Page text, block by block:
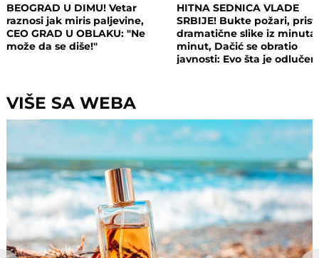
BEOGRAD U DIMU! Vetar
raznosi jak miris paljevine,
CEO GRAD U OBLAKU: "Ne
može da se diše!"
HITNA SEDNICA VLADE
SRBIJE! Bukte požari,
dramatične slike iz minuta
minut, Dačić se obratio
javnosti: Evo šta je
VIŠE SA WEBA